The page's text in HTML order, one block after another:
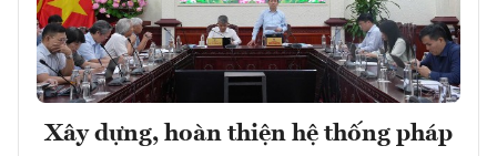
Xây dựng, hoàn thiện hệ thống pháp